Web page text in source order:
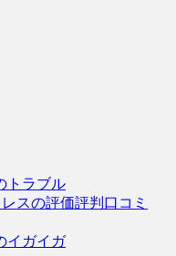
ラブル
スの評価評判口コミ
イガイガ